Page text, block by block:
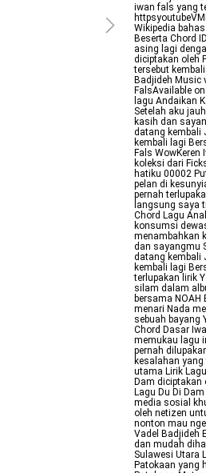
iwan fals yang
Wikipedia
Beserta Chord
asing lagi
diciptakan oleh
tersebut
Badjideh Music
FalsAvailable
lagu Andaikan
Setelah aku
kasih dan
datang kembali
kembali lagi
Fals
koleksi dari
hatiku 00002
pelan di
pernah
langsung saya
Chord Lagu
konsumsi
menambahkan
dan sayangmu
datang kembali
kembali lagi
terlupakan lirik
silam dalam
bersama
menari Nada
sebuah bayang
Chord Dasar
memukau lagu
pernah
kesalahan
utama Lirik
Dam diciptakan
Lagu Du Di
media sosial
oleh netizen
nonton mau
Vadel Badjideh
dan mudah
Sulawesi Utara
Patokaan yang